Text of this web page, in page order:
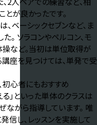
が良かったです。
ベーシックセブンなど、ま
。 ソラコンやペルコン、モ
操など。当初は単位取得が
座を見つけては、単発で受
初心者にもおすすめ
」といった単体のクラスは
ながら指導しています。 唯
信し、レッスンを実施して